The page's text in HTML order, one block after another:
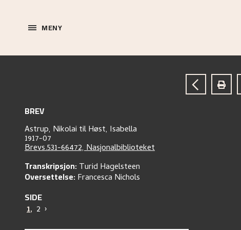
MENY
BREV
Astrup, Nikolai tilHøst, Isabella
1917-07
Brevs.531-66472, Nasjonalbiblioteket
Transkripsjon:Turid Hagelsteen
Oversettelse:Francesca Nichols
SIDE
1, 2 ›